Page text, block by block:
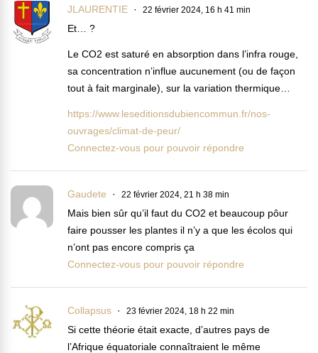
JLAURENTIE 22 février 2024, 16 h 41 min
Et… ?
Le CO2 est saturé en absorption dans l’infra rouge,
sa concentration n’influe aucunement (ou de façon
tout à fait marginale), sur la variation thermique…
https://www.leseditionsdubiencommun.fr/nos-
ouvrages/climat-de-peur/
Connectez-vous pour pouvoir répondre
Gaudete 22 février 2024, 21 h 38 min
Mais bien sûr qu’il faut du CO2 et beaucoup pôur
faire pousser les plantes il n’y a que les écolos qui
n’ont pas encore compris ça
Connectez-vous pour pouvoir répondre
Collapsus 23 février 2024, 18 h 22 min
Si cette théorie était exacte, d’autres pays de
l’Afrique équatoriale connaîtraient le même